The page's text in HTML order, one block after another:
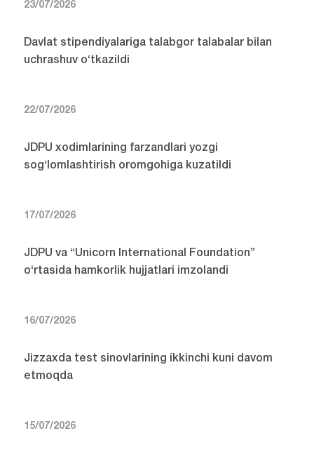
23/07/2026
Davlat stipendiyalariga talabgor talabalar bilan
uchrashuv o‘tkazildi
22/07/2026
JDPU xodimlarining farzandlari yozgi
sog‘lomlashtirish oromgohiga kuzatildi
17/07/2026
JDPU va “Unicorn International Foundation”
o‘rtasida hamkorlik hujjatlari imzolandi
16/07/2026
Jizzaxda test sinovlarining ikkinchi kuni davom
etmoqda
15/07/2026